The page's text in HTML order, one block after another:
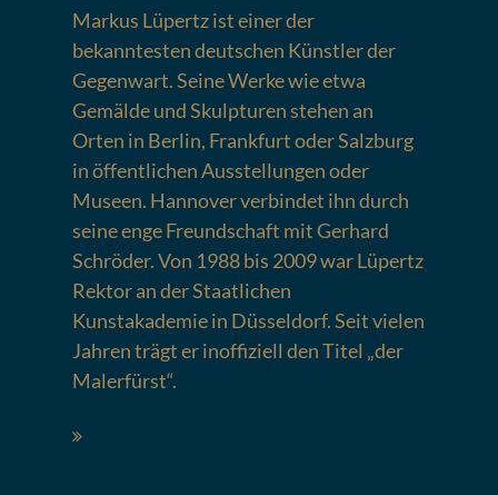
Markus Lüpertz ist einer der
bekanntesten deutschen Künstler der
Gegenwart. Seine Werke wie etwa
Gemälde und Skulpturen stehen an
Orten in Berlin, Frankfurt oder Salzburg
in öffentlichen Ausstellungen oder
Museen. Hannover verbindet ihn durch
seine enge Freundschaft mit Gerhard
Schröder. Von 1988 bis 2009 war Lüpertz
Rektor an der Staatlichen
Kunstakademie in Düsseldorf. Seit vielen
Jahren trägt er inoffiziell den Titel „der
Malerfürst“.